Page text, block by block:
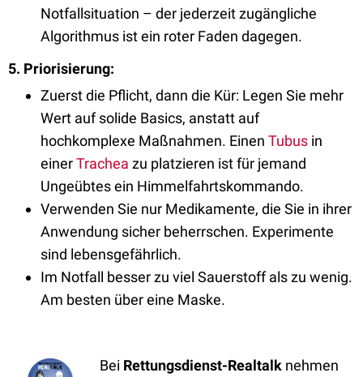
Notfallsituation – der jederzeit zugängliche
Algorithmus ist ein roter Faden dagegen.
5. Priorisierung:
Zuerst die Pflicht, dann die Kür: Legen Sie mehr
Wert auf solide Basics, anstatt auf
hochkomplexe Maßnahmen. Einen Tubus in
einerTrachea zu platzieren ist für jemand
Ungeübtes ein Himmelfahrtskommando.
Verwenden Sie nur Medikamente, die Sie in ihrer
Anwendung sicher beherrschen. Experimente
sind lebensgefährlich.
Im Notfall besser zu viel Sauerstoff als zu wenig.
Am besten über eine Maske.
Bei Rettungsdienst-Realtalk nehmen